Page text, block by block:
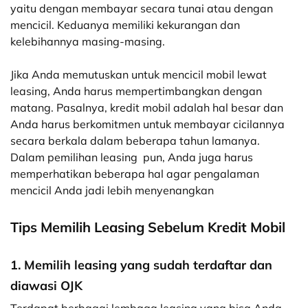
yaitu dengan membayar secara tunai atau dengan
mencicil. Keduanya memiliki kekurangan dan
kelebihannya masing-masing.
Jika Anda memutuskan untuk mencicil mobil lewat
leasing, Anda harus mempertimbangkan dengan
matang. Pasalnya, kredit mobil adalah hal besar dan
Anda harus berkomitmen untuk membayar cicilannya
secara berkala dalam beberapa tahun lamanya.
Dalam pemilihan leasing pun, Anda juga harus
memperhatikan beberapa hal agar pengalaman
mencicil Anda jadi lebih menyenangkan
Tips Memilih Leasing Sebelum Kredit Mobil
1. Memilih leasing yang sudah terdaftar dan
diawasi OJK